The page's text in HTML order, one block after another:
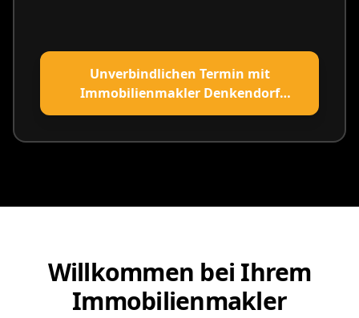
Unverbindlichen Termin mit
Immobilienmakler Denkendorf
vereinbaren
Willkommen bei Ihrem
Immobilienmakler